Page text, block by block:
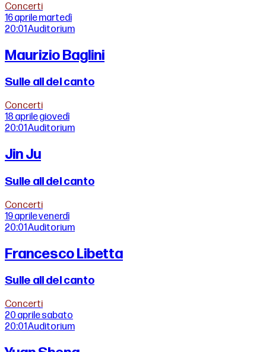
Concerti
16 aprilemartedì
20:01 Auditorium
Maurizio Baglini
Sulle ali del canto
Concerti
18 aprilegiovedì
20:01Auditorium
Jin Ju
Sulle ali del canto
Concerti
19 aprilevenerdì
20:01 Auditorium
Francesco Libetta
Sulle ali del canto
Concerti
20 aprilesabato
20:01Auditorium